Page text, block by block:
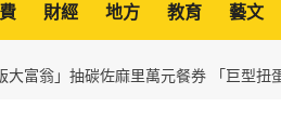
財經 地方 教育 藝文
大富翁」抽碳佐麻里萬元餐券 「巨型